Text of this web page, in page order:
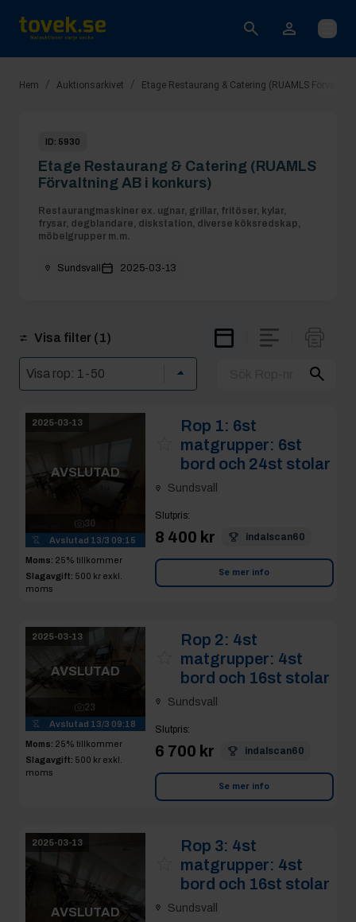
Öppna
Hem / Auktionsarkivet / Etage Restaurang & Catering (RUAMLS
ID: 5930
Etage Restaurang & Catering (RUAMLS
Förvaltning AB i konkurs)
Restaurangmaskiner ex. ugnar, grillar, fritöser, kylar,
frysar, degblandare, diskstation, diverse köksredskap,
möbelgrupper m.m.
Sundsvall 2025-03-13
Visa filter (1)
2025-03-13
AVSLUTAD
30
Avslutad 13/3 09:15
Moms: 25% tillkommer
Slagavgift: 500 kr exkl.
moms
Rop 1: 6st
matgrupper: 6st
bord och 24st stolar
Sundsvall
Slutpris:
8 400 kr indalscan60
Se mer info
2025-03-13
AVSLUTAD
23
Avslutad 13/3 09:18
Moms: 25% tillkommer
Slagavgift: 500 kr exkl.
moms
Rop 2: 4st
matgrupper: 4st
bord och 16st stolar
Sundsvall
Slutpris:
6 700 kr indalscan60
Se mer info
2025-03-13
AVSLUTAD
Rop 3: 4st
matgrupper: 4st
bord och 16st stolar
Sundsvall